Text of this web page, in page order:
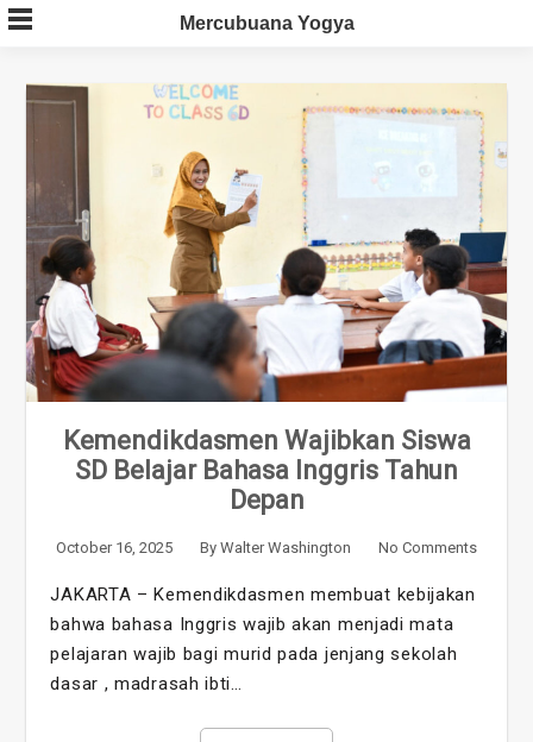
Skip
to
Mercubuana Yogya
Kemendikdasmen Wajibkan Siswa
SD Belajar Bahasa Inggris Tahun
Depan
October 16, 2025 By Walter Washington No Comments
JAKARTA – Kemendikdasmen membuat kebijakan
bahwa bahasa Inggris wajib akan menjadi mata
pelajaran wajib bagi murid pada jenjang sekolah
dasar , madrasah ibti…